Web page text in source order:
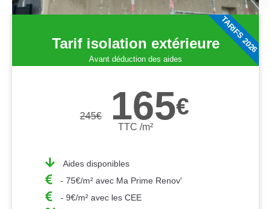
Tarif isolation extérieure
Avant déduction des aides
245€ 165€
TTC /m²
Aides disponibles
- 75€/m² avec Ma Prime Renov'
- 9€/m² avec les CEE
TARIFS 2026